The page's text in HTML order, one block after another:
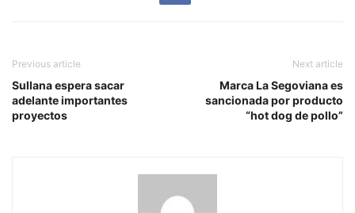
Previous article
Sullana espera sacar
adelante importantes
proyectos
Next article
Marca La Segoviana es
sancionada por producto
“hot dog de pollo”